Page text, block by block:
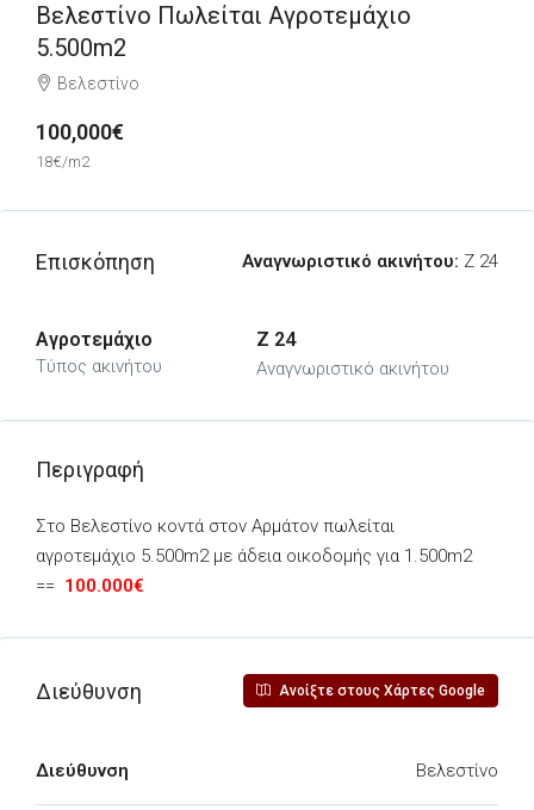
Βελεστίνο Πωλείται Αγροτεμάχιο
5.500m2
Βελεστίνο
100,000€
18€/m2
Επισκόπηση Αναγνωριστικό ακινήτου: Z 24
Αγροτεμάχιο
Τύπος ακινήτου
Z 24
Αναγνωριστικό ακινήτου
Περιγραφή
Στο Βελεστίνο κοντά στον Αρμάτον πωλείται
αγροτεμάχιο 5.500m2 με άδεια οικοδομής για 1.500m2
== 100.000€
Διεύθυνση Ανοίξτε στους Χάρτες Google
Διεύθυνση Βελεστίνο